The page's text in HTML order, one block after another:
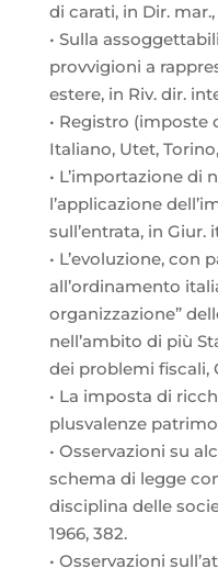
di carati, in Dir. mar.,
• Sulla
provvigioni a
estere, in Riv. dir.
• Registro (imposte
Italiano, Utet, Torino,
• L’importazione di
l’applicazione
sull’entrata, in Giur.
• L’evoluzione, con
all’ordinamento
organizzazione”
nell’ambito di più
dei problemi fiscali,
• La imposta di
plusvalenze
• Osservazioni su
schema di legge
disciplina delle
1966, 382.
• Osservazioni